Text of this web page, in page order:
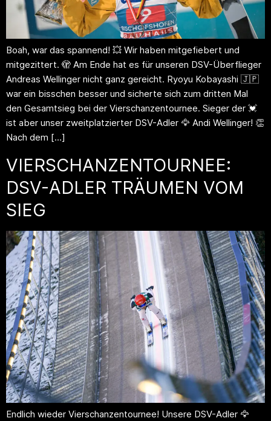
Boah, war das spannend! 💥 Wir haben mitgefiebert und
mitgezittert. 🫣 Am Ende hat es für unseren DSV-Überflieger
Andreas Wellinger nicht ganz gereicht. Ryoyu Kobayashi 🇯🇵
war ein bisschen besser und sicherte sich zum dritten Mal
den Gesamtsieg bei der Vierschanzentournee. Sieger der 💓
ist aber unser zweitplatzierter DSV-Adler 🦅 Andi Wellinger! 👏
Nach dem […]
VIERSCHANZENTOURNEE:
DSV-ADLER TRÄUMEN VOM
SIEG
Endlich wieder Vierschanzentournee! Unsere DSV-Adler 🦅